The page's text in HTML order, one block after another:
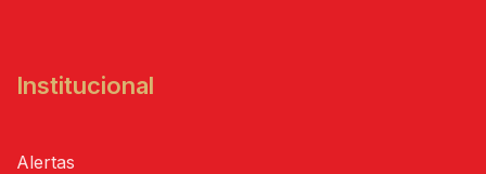
Institucional
Alertas